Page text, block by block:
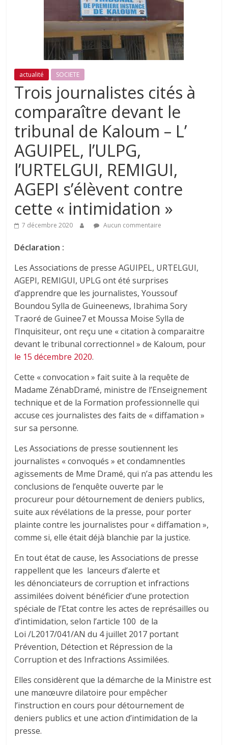
actualité SOCIETE
Trois journalistes cités à
comparaître devant le
tribunal de Kaloum – L’
AGUIPEL, l’ULPG,
l’URTELGUI, REMIGUI,
AGEPI s’élèvent contre
cette « intimidation »
7 décembre 2020 Aucun commentaire
Déclaration :
Les Associations de presse AGUIPEL, URTELGUI,
AGEPI, REMIGUI, UPLG ont été surprises
d’apprendre que les journalistes, Youssouf
Boundou Sylla de Guineenews, Ibrahima Sory
Traoré de Guinee7 et Moussa Moise Sylla de
l’Inquisiteur, ont reçu une « citation à comparaitre
devant le tribunal correctionnel » de Kaloum, pour
le 15 décembre 2020.
Cette « convocation » fait suite à la requête de
Madame ZénabDramé, ministre de l’Enseignement
technique et de la Formation professionnelle qui
accuse ces journalistes des faits de « diffamation »
sur sa personne.
Les Associations de presse soutiennent les
journalistes « convoqués » et condamnentles
agissements de Mme Dramé, qui n’a pas attendu les
conclusions de l’enquête ouverte par le
procureur pour détournement de deniers publics,
suite aux révélations de la presse, pour porter
plainte contre les journalistes pour « diffamation »,
comme si, elle était déjà blanchie par la justice.
En tout état de cause, les Associations de presse
rappellent que les lanceurs d’alerte et
les dénonciateurs de corruption et infractions
assimilées doivent bénéficier d’une protection
spéciale de l’Etat contre les actes de représailles ou
d’intimidation, selon l’article 100 de la
Loi /L2017/041/AN du 4 juillet 2017 portant
Prévention, Détection et Répression de la
Corruption et des Infractions Assimilées.
Elles considèrent que la démarche de la Ministre est
une manœuvre dilatoire pour empêcher
l’instruction en cours pour détournement de
deniers publics et une action d’intimidation de la
presse.